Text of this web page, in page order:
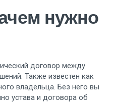
нужно
договор между
. Также известен как
владельца. Без него вы
устава и договора об